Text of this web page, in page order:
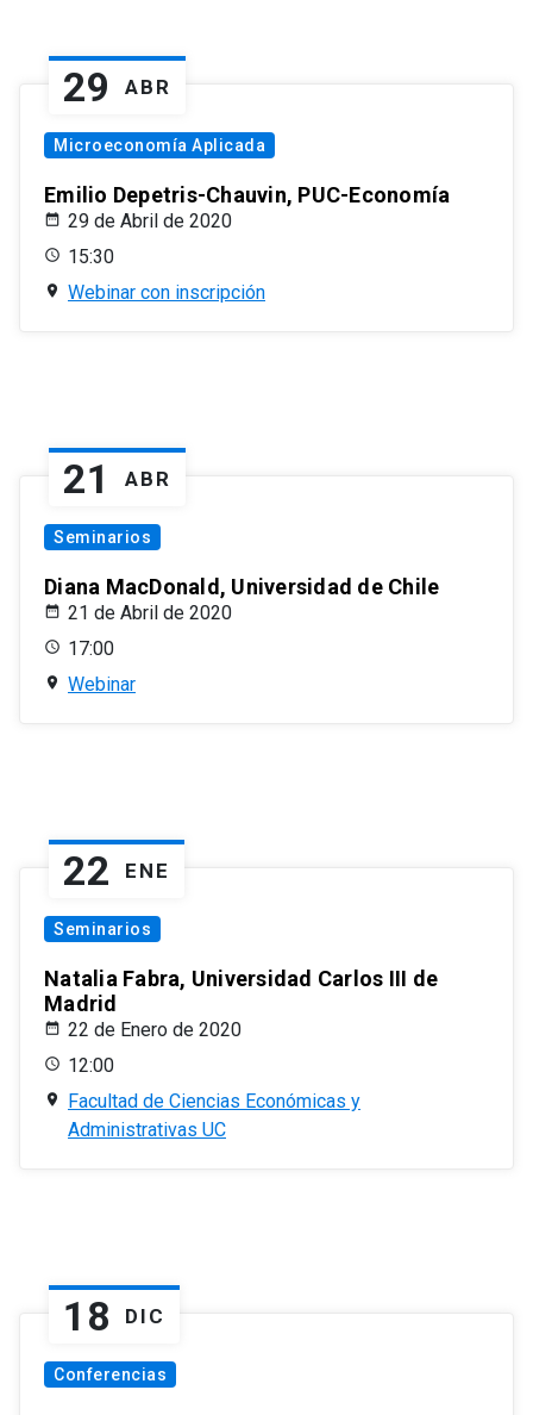
29 ABR
Microeconomía Aplicada
Emilio Depetris-Chauvin, PUC-Economía
29 de Abril de 2020
15:30
Webinar con inscripción
21 ABR
Seminarios
Diana MacDonald, Universidad de Chile
21 de Abril de 2020
17:00
Webinar
22 ENE
Seminarios
Natalia Fabra, Universidad Carlos III de
Madrid
22 de Enero de 2020
12:00
Facultad de Ciencias Económicas y
Administrativas UC
18 DIC
Conferencias